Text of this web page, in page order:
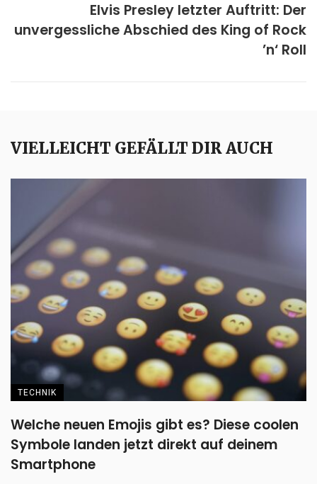
Elvis Presley letzter Auftritt: Der
unvergessliche Abschied des King of Rock
’n‘ Roll
VIELLEICHT GEFÄLLT DIR AUCH
TECHNIK
Welche neuen Emojis gibt es? Diese coolen
Symbole landen jetzt direkt auf deinem
Smartphone